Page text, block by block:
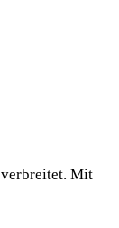
Mit